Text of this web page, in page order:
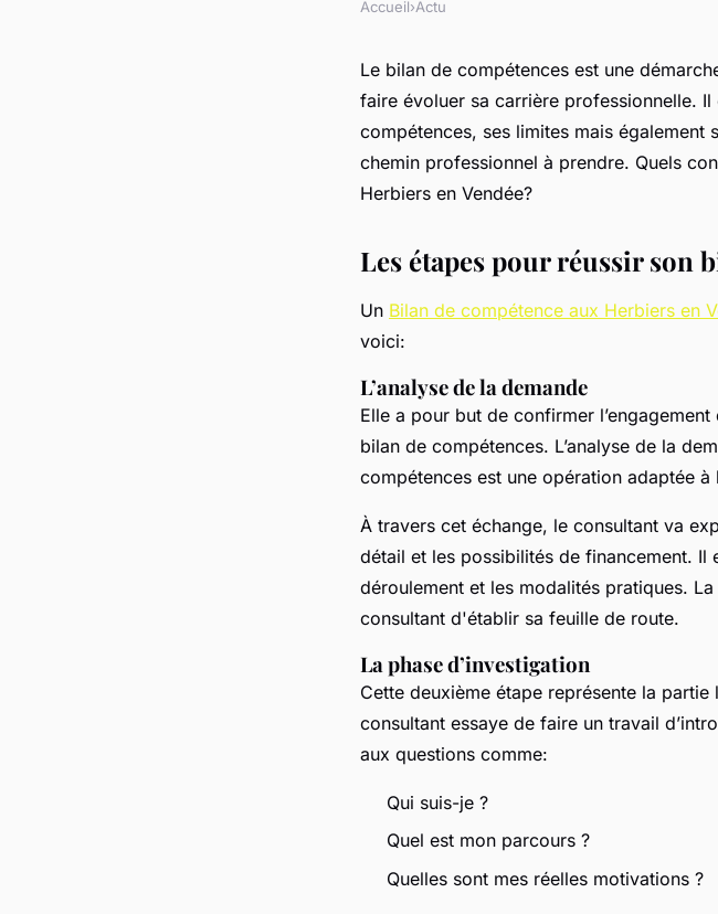
Comment réussir son bilan
compétences aux Herbiers
pour atteindre ses objectifs
professionnels ?
Accueil›Actu
Le bilan de compétences est une
faire évoluer sa carrière professionnelle.
compétences, ses limites mais également
chemin professionnel à prendre. Quels
Herbiers en Vendée?
Les étapes pour réussir son
Un Bilan de compétence aux Herbiers en
voici:
L’analyse de la demande
Elle a pour but de confirmer l’engagement
bilan de compétences. L’analyse de la
compétences est une opération adaptée à
À travers cet échange, le consultant va
détail et les possibilités de financement. Il
déroulement et les modalités pratiques.
consultant d'établir sa feuille de route.
La phase d’investigation
Cette deuxième étape représente la
consultant essaye de faire un travail
aux questions comme:
Qui suis-je ?
Quel est mon parcours ?
Quelles sont mes réelles motivations ?